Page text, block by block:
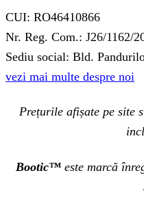
CUI: RO46410866
Nr. Reg. Com.: J26/1162/
Sediu social: Bld.
vezi mai multe despre noi
Prețurile afișate pe site
Bootic™ este marcă